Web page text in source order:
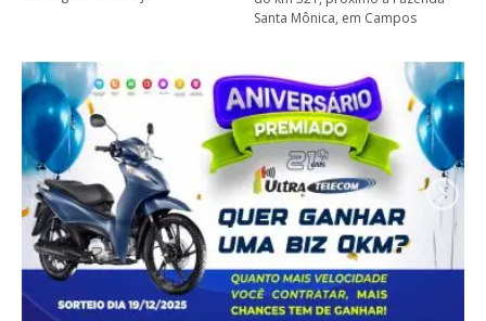
Santa Mônica, em Campos